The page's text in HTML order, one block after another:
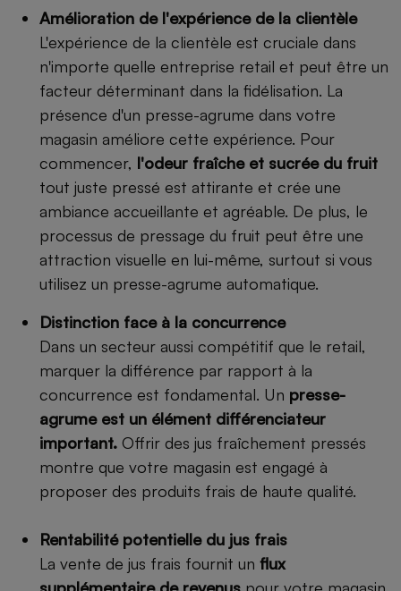
Amélioration de l'expérience de la clientèle
L'expérience de la clientèle est cruciale dans
n'importe quelle entreprise retail et peut être un
facteur déterminant dans la fidélisation. La
présence d'un presse-agrume dans votre
magasin améliore cette expérience. Pour
commencer, l'odeur fraîche et sucrée du fruit
tout juste pressé est attirante et crée une
ambiance accueillante et agréable. De plus, le
processus de pressage du fruit peut être une
attraction visuelle en lui-même, surtout si vous
utilisez un presse-agrume automatique.
Distinction face à la concurrence
Dans un secteur aussi compétitif que le retail,
marquer la différence par rapport à la
concurrence est fondamental. Un presse-
agrume est un élément différenciateur
important. Offrir des jus fraîchement pressés
montre que votre magasin est engagé à
proposer des produits frais de haute qualité.
Rentabilité potentielle du jus frais
La vente de jus frais fournit un flux